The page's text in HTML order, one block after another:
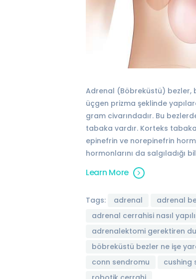
Adrenal (Böbreküstü) bezler,
üçgen prizma şeklinde
gram civarındadır. Bu
tabaka vardır. Korteks
epinefrin ve norepinefrin
hormonlarını da salgıladığı
Learn More
Tags: adrenal adrenal
adrenal cerrahisi nasıl
adrenalektomi gerektiren
böbreküstü bezler ne işe
conn sendromu
cushing